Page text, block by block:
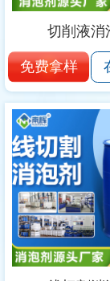
切削液消
免费拿样